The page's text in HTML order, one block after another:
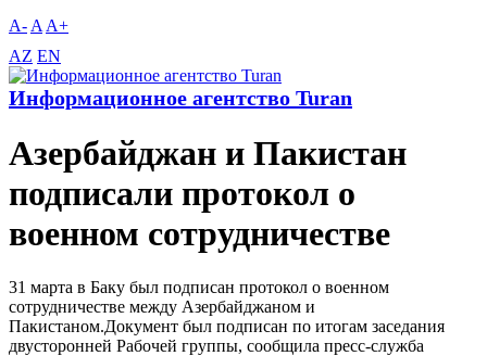
A- A A+
AZ EN
Информационное агентство Turan
Азербайджан и Пакистан
подписали протокол о
военном сотрудничестве
31 марта в Баку был подписан протокол о военном
сотрудничестве между Азербайджаном и
Пакистаном.Документ был подписан по итогам заседания
двусторонней Рабочей группы, сообщила пресс-служба